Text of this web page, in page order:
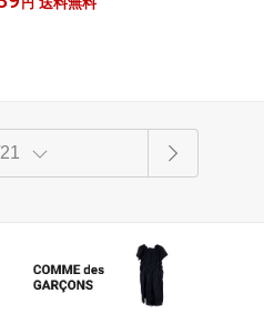
ー 古着
円